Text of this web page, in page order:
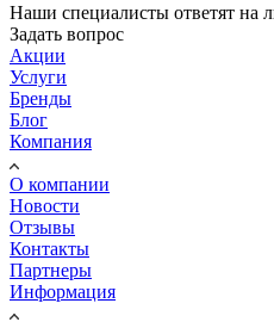
Наши специалисты ответят на
Задать вопрос
Акции
Услуги
Бренды
Блог
Компания
О компании
Новости
Отзывы
Контакты
Партнеры
Информация